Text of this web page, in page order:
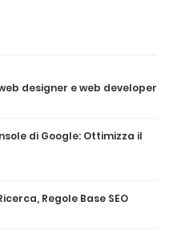
designer e web developer
di Google: Ottimizza il
Regole Base SEO